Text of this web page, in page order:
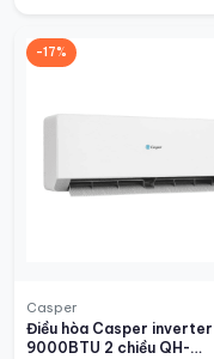
-17%
Casper
Điều hòa Casper inverter
9000BTU 2 chiều QH-